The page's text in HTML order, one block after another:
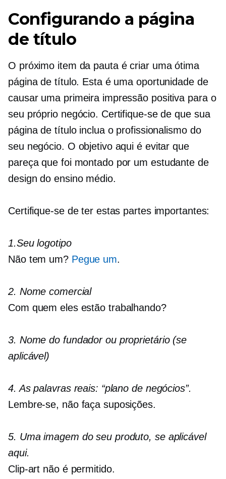
Configurando a página
de título
O próximo item da pauta é criar uma ótima
página de título. Esta é uma oportunidade de
causar uma primeira impressão positiva para o
seu próprio negócio. Certifique-se de que sua
página de título inclua o profissionalismo do
seu negócio. O objetivo aqui é evitar que
pareça que foi montado por um estudante de
design do ensino médio.
Certifique-se de ter estas partes importantes:
1.Seu logotipo
Não tem um? Pegue um.
2. Nome comercial
Com quem eles estão trabalhando?
3. Nome do fundador ou proprietário (se
aplicável)
4. As palavras reais: “plano de negócios”.
Lembre-se, não faça suposições.
5. Uma imagem do seu produto, se aplicável
aqui.
Clip-art não é permitido.